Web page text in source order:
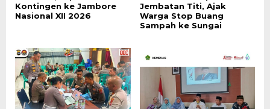
Kontingen ke Jambore
Nasional XII 2026
Jembatan Titi, Ajak
Warga Stop Buang
Sampah ke Sungai